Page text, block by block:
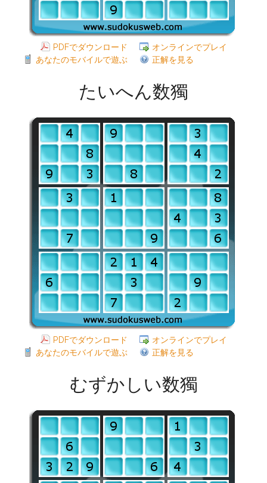
PDFでダウンロード
オンラインでプレイ
あなたのモバイルで遊ぶ
正解を見る
たいへん数獨
PDFでダウンロード
オンラインでプレイ
あなたのモバイルで遊ぶ
正解を見る
むずかしい数獨